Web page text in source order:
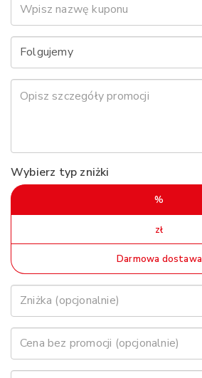
Wybierz typ zniżki
%
zł
Darmowa dostawa